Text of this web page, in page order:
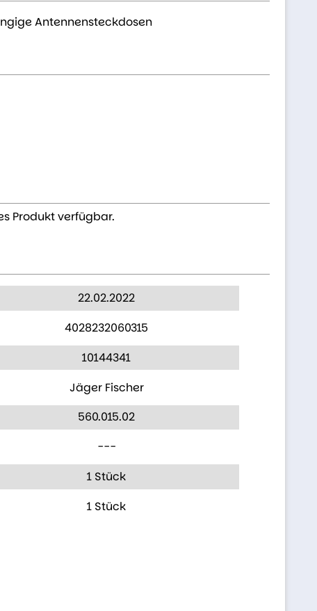
Antennensteckdosen
Produkt verfügbar.
22.02.2022
4028232060315
10144341
Jäger Fischer
560.015.02
---
1 Stück
1 Stück